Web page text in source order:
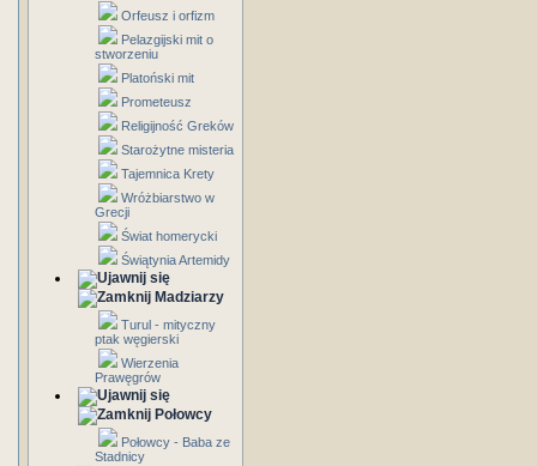
Orfeusz i orfizm
Pelazgijski mit o
stworzeniu
Platoński mit
Prometeusz
Religijność Greków
Starożytne misteria
Tajemnica Krety
Wróżbiarstwo w
Grecji
Świat homerycki
Świątynia Artemidy
Madziarzy
Turul - mityczny
ptak węgierski
Wierzenia
Prawęgrów
Połowcy
Połowcy - Baba ze
Stadnicy